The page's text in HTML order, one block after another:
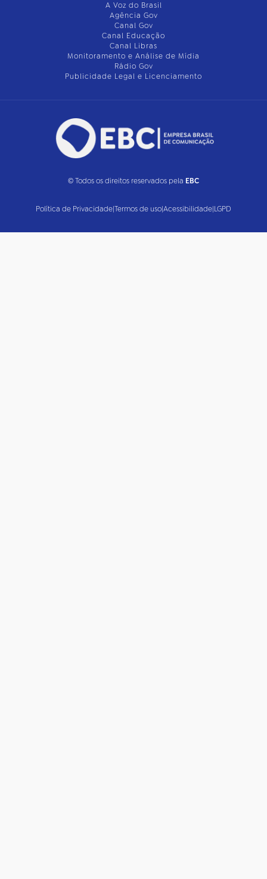
A Voz do Brasil
Agência Gov
Canal Gov
Canal Educação
Canal Libras
Monitoramento e Análise de Mídia
Rádio Gov
Publicidade Legal e Licenciamento
© Todos os direitos reservados pela EBC
Política de Privacidade|Termos de uso|Acessibilidade|LGPD